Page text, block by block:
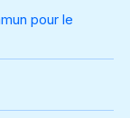
pour le